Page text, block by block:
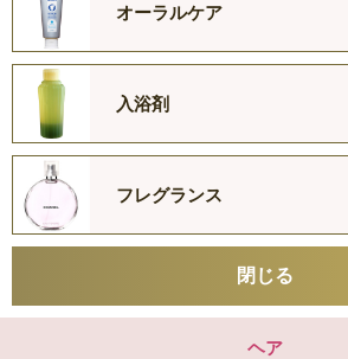
オーラルケア
入浴剤
フレグランス
閉じる
ヘア